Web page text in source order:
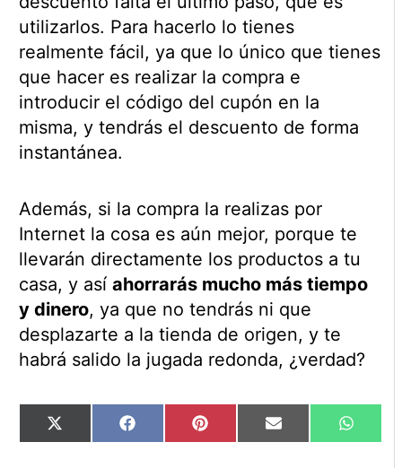
utilizarlos. Para hacerlo lo tienes
realmente fácil, ya que lo único que tienes
que hacer es realizar la compra e
introducir el código del cupón en la
misma, y tendrás el descuento de forma
instantánea.
Además, si la compra la realizas por
Internet la cosa es aún mejor, porque te
llevarán directamente los productos a tu
casa, y así ahorrarás mucho más tiempo
y dinero, ya que no tendrás ni que
desplazarte a la tienda de origen, y te
habrá salido la jugada redonda, ¿verdad?
Compartir
en
X
(Twitter)
Compartir
en
Facebook Compartir
en
Pinterest Compartir
en
Email
en